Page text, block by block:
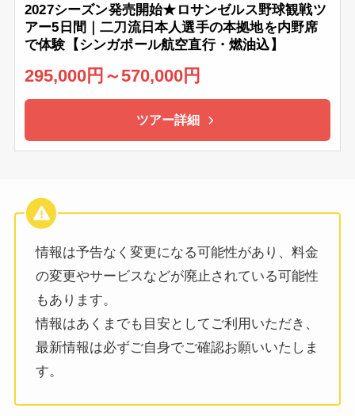
2027シーズン発売開始★ロサンゼルス野球観戦ツ
アー5日間｜二刀流日本人選手の本拠地を内野席
で体験【シンガポール航空直行・燃油込】
295,000円～570,000円
ツアー詳細
情報は予告なく変更になる可能性があり、料金
の変更やサービスなどが廃止されている可能性
もあります。
情報はあくまでも目安としてご利用いただき、
最新情報は必ずご自身でご確認お願いいたしま
す。